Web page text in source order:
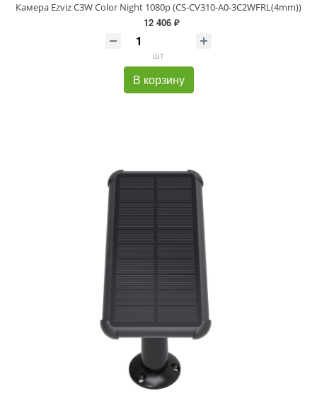
Камера Ezviz C3W Color Night 1080p (CS-CV310-A0-3C2WFRL(4mm))
12 406 ₽
шт
В корзину